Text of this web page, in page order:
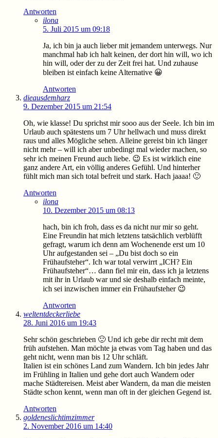
Antworten
ilona
5. Juli 2015 um 09:18
Ja, ich bin ja auch lieber mit jemandem unterwegs. Nur
manchmal hab ich halt keinen, der dort hin will, wo ich
hin will, oder der zu der Zeit frei hat. Und zuhause
bleiben ist einfach keine Alternative 😀
Antworten
dieausdemharz
9. Dezember 2015 um 21:54
Oh, wie klasse! Du sprichst mir sooo aus der Seele. Ich bin im
Urlaub auch spätestens um 7 Uhr hellwach und muss direkt
raus und alles Mögliche sehen. Alleine gereist bin ich länger
nicht mehr – will ich aber unbedingt mal wieder machen, so
sehr ich meinen Freund auch liebe. 😉 Es ist wirklich eine
ganz andere Art, ein völlig anderes Gefühl. Und hinterher
fühlt mich man sich total befreit und stark. Hach jaaaa! 🙂
Antworten
ilona
10. Dezember 2015 um 08:13
hach, bin ich froh, dass es da nicht nur mir so geht.
Eine Freundin hat mich letztens tatsächlich verblüfft
gefragt, warum ich denn am Wochenende erst um 10
Uhr aufgestanden sei – „Du bist doch so ein
Frühaufsteher“. Ich war total verwirrt „ICH? Ein
Frühaufsteher“… dann fiel mir ein, dass ich ja letztens
mit ihr in Urlaub war und sie deshalb einfach meinte,
ich sei inzwischen immer ein Frühaufsteher 😉
Antworten
weltentdeckerliebe
28. Juni 2016 um 19:43
Sehr schön geschrieben 🙂 Und ich gebe dir recht mit dem
früh aufstehen. Man möchte ja etwas vom Tag haben und das
geht nicht, wenn man bis 12 Uhr schläft.
Italien ist ein schönes Land zum Wandern. Ich bin jedes Jahr
im Frühling in Italien und gehe dort auch Wandern oder
mache Städtereisen. Meist aber Wandern, da man die meisten
Städte schon kennt, wenn man oft in der gleichen Gegend ist.
Antworten
goldeneslichtimzimmer
2. November 2016 um 14:40